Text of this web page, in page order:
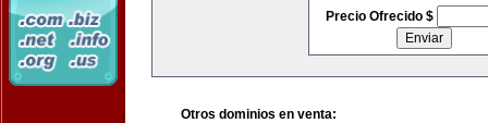
Precio Ofrecido $
Otros dominios en venta: